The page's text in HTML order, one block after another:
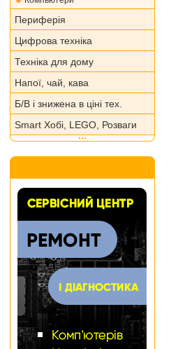
Периферія
Цифрова техніка
Техніка для дому
Напої, чай, кава
Б/В і знижена в ціні тех.
Smart Хобі, LEGO, Розваги